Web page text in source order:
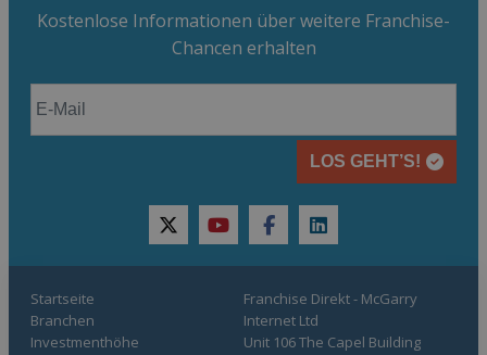
Kostenlose Informationen über weitere Franchise-
Chancen erhalten
LOS GEHT’S!
twitteryoutubefacebooklinkedin
Startseite
Branchen
Investmenthöhe
Franchise Direkt - McGarry
Internet Ltd
Unit 106 The Capel Building